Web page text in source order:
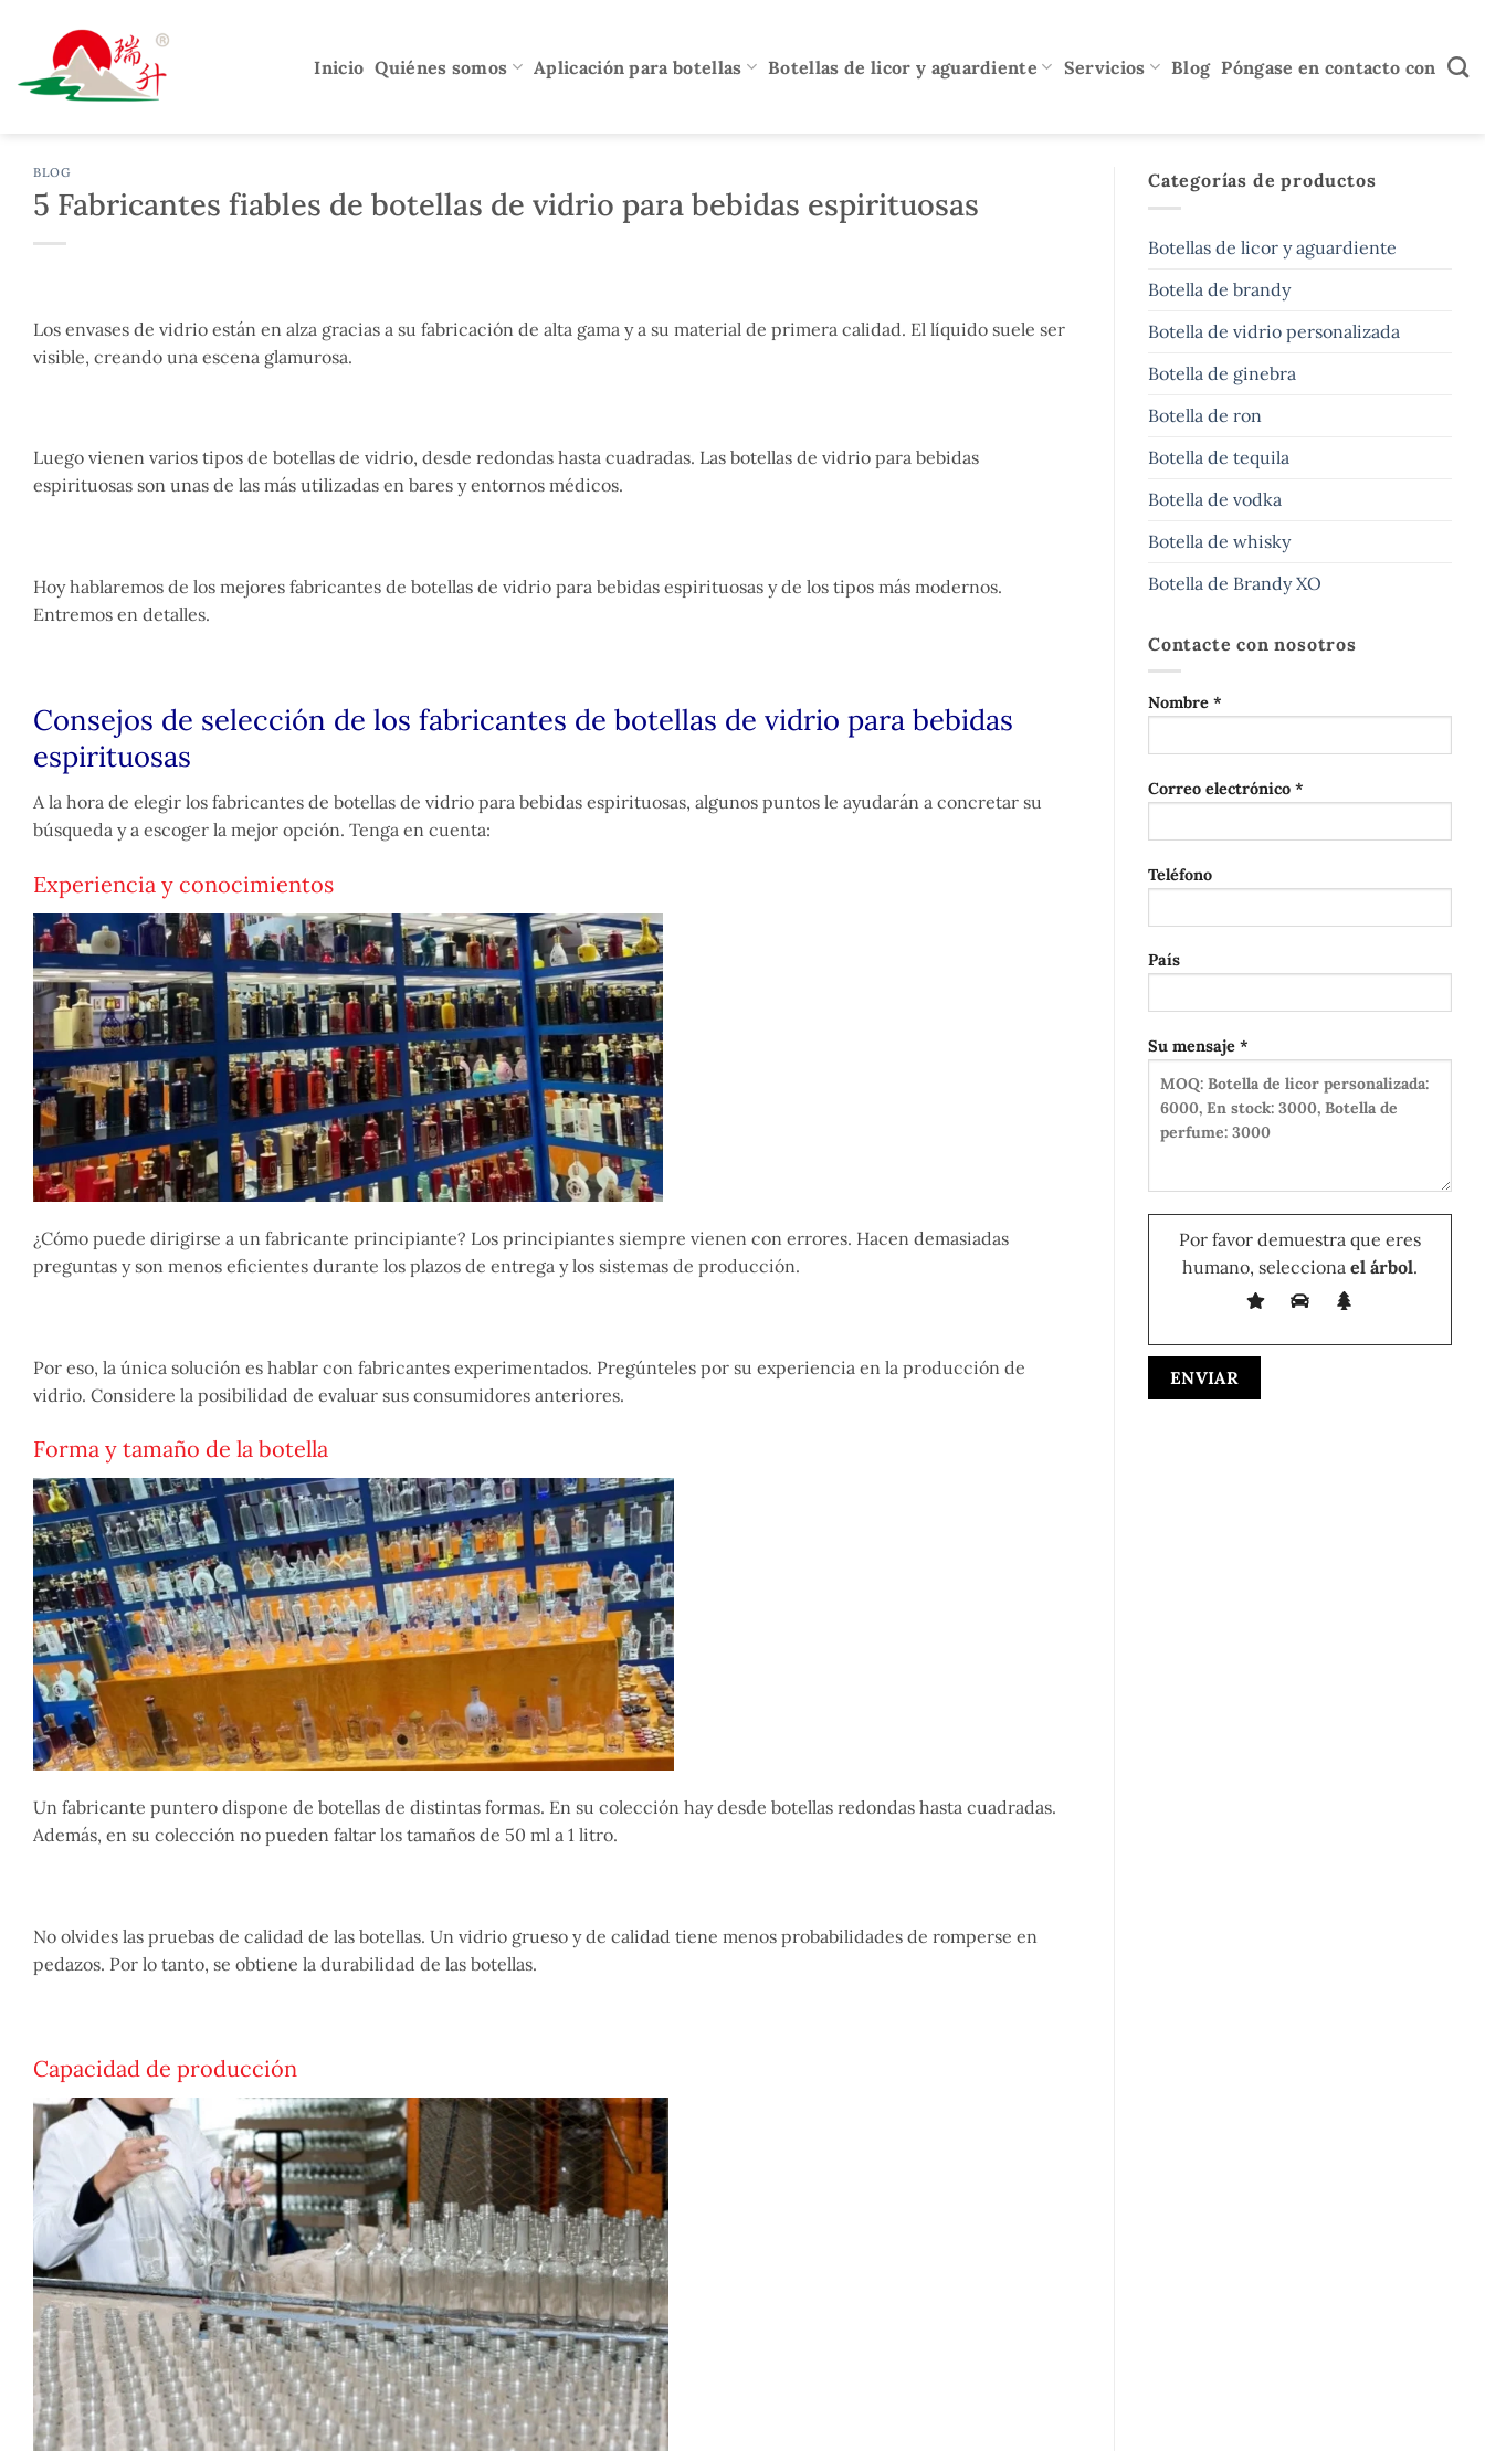
contenido
Inicio Quiénes somos Aplicación para botellas Botellas de licor y aguardiente Servicios Blog Póngase en contacto con
BLOG
5 Fabricantes fiables de botellas de vidrio para bebidas espirituosas
Los envases de vidrio están en alza gracias a su fabricación de alta gama y a su material de primera calidad. El líquido suele ser
visible, creando una escena glamurosa.
Luego vienen varios tipos de botellas de vidrio, desde redondas hasta cuadradas. Las botellas de vidrio para bebidas
espirituosas son unas de las más utilizadas en bares y entornos médicos.
Hoy hablaremos de los mejores fabricantes de botellas de vidrio para bebidas espirituosas y de los tipos más modernos.
Entremos en detalles.
Consejos de selección de los fabricantes de botellas de vidrio para bebidas
espirituosas
A la hora de elegir los fabricantes de botellas de vidrio para bebidas espirituosas, algunos puntos le ayudarán a concretar su
búsqueda y a escoger la mejor opción. Tenga en cuenta:
Experiencia y conocimientos
¿Cómo puede dirigirse a un fabricante principiante? Los principiantes siempre vienen con errores. Hacen demasiadas
preguntas y son menos eficientes durante los plazos de entrega y los sistemas de producción.
Por eso, la única solución es hablar con fabricantes experimentados. Pregúnteles por su experiencia en la producción de
vidrio. Considere la posibilidad de evaluar sus consumidores anteriores.
Forma y tamaño de la botella
Un fabricante puntero dispone de botellas de distintas formas. En su colección hay desde botellas redondas hasta cuadradas.
Además, en su colección no pueden faltar los tamaños de 50 ml a 1 litro.
No olvides las pruebas de calidad de las botellas. Un vidrio grueso y de calidad tiene menos probabilidades de romperse en
pedazos. Por lo tanto, se obtiene la durabilidad de las botellas.
Capacidad de producción
Categorías de productos
Botellas de licor y aguardiente
Botella de brandy
Botella de vidrio personalizada
Botella de ginebra
Botella de ron
Botella de tequila
Botella de vodka
Botella de whisky
Botella de Brandy XO
Contacte con nosotros
Nombre *
Correo electrónico *
Teléfono
País
Su mensaje *
Por favor demuestra que eres
humano, selecciona el árbol.